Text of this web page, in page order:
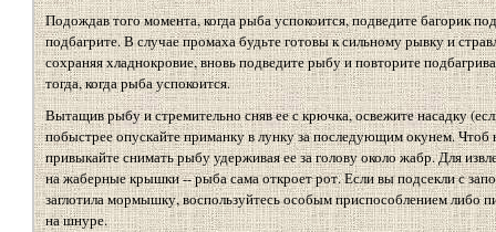
Подождав того момента, когда рыба успокоится, подведите багорик
подбагрите. В случае промаха будьте готовы к сильному рывку и
сохраняя хладнокровие, вновь подведите рыбу и повторите
тогда, когда рыба успокоится.
Вытащив рыбу и стремительно сняв ее с крючка, освежите насадку
побыстрее опускайте приманку в лунку за последующим окунем. Чтоб
привыкайте снимать рыбу удерживая ее за голову около жабр. Для
на жаберные крышки -- рыба сама откроет рот. Если вы подсекли с
заглотила мормышку, воспользуйтесь особым приспособлением либо
на шнуре.